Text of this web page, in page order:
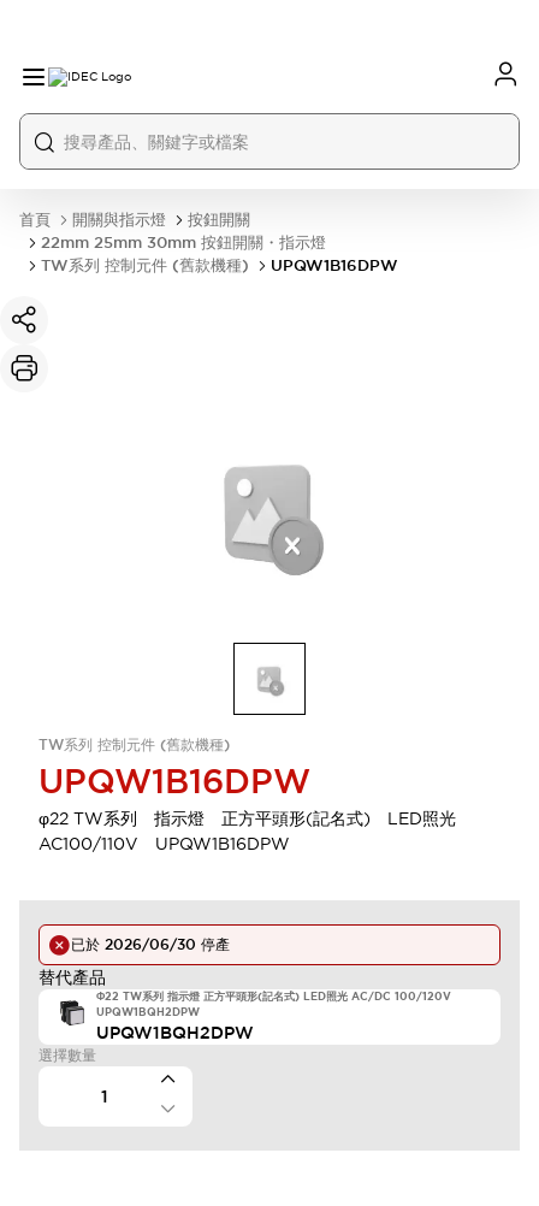
首頁 開關與指示燈
按鈕開關
22mm 25mm 30mm 按鈕開關・指示燈
TW系列 控制元件 (舊款機種)
UPQW1B16DPW
TW系列 控制元件 (舊款機種)
UPQW1B16DPW
φ22 TW系列 指示燈 正方平頭形(記名式) LED照光
AC100/110V UPQW1B16DPW
已於 2026/06/30 停產
替代產品
Φ22 TW系列 指示燈 正方平頭形(記名式) LED照光 AC/DC 100/120V
UPQW1BQH2DPW
UPQW1BQH2DPW
選擇數量